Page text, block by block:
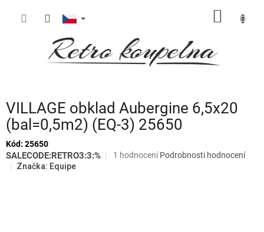
VILLAGE obklad Aubergine 6,5x20
(bal=0,5m2) (EQ-3) 25650
Kód: 25650
SALECODE:RETRO3:3:%
Průměrné
1 hodnocení Podrobnosti hodnocení
Značka: Equipe